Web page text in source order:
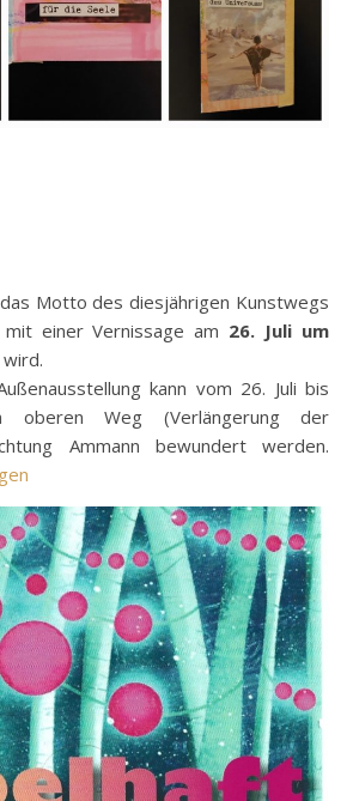
Motto des diesjährigen Kunstwegs
einer Vernissage am 26. Juli um
kann vom 26. Juli bis
oberen Weg (Verlängerung der
Ammann bewundert werden.